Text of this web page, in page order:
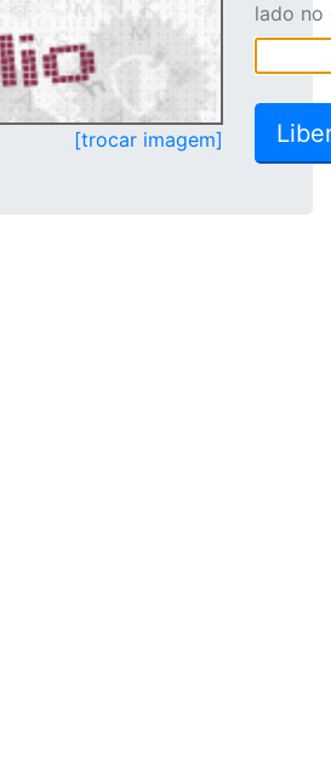
[trocar imagem]
lado no